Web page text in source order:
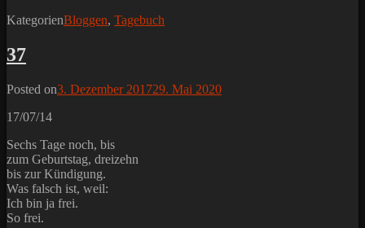
KategorienBloggen, Tagebuch
37
Posted on3. Dezember 201729. Mai 2020
17/07/14
Sechs Tage noch, bis
zum Geburtstag, dreizehn
bis zur Kündigung.
Was falsch ist, weil:
Ich bin ja frei.
So frei.